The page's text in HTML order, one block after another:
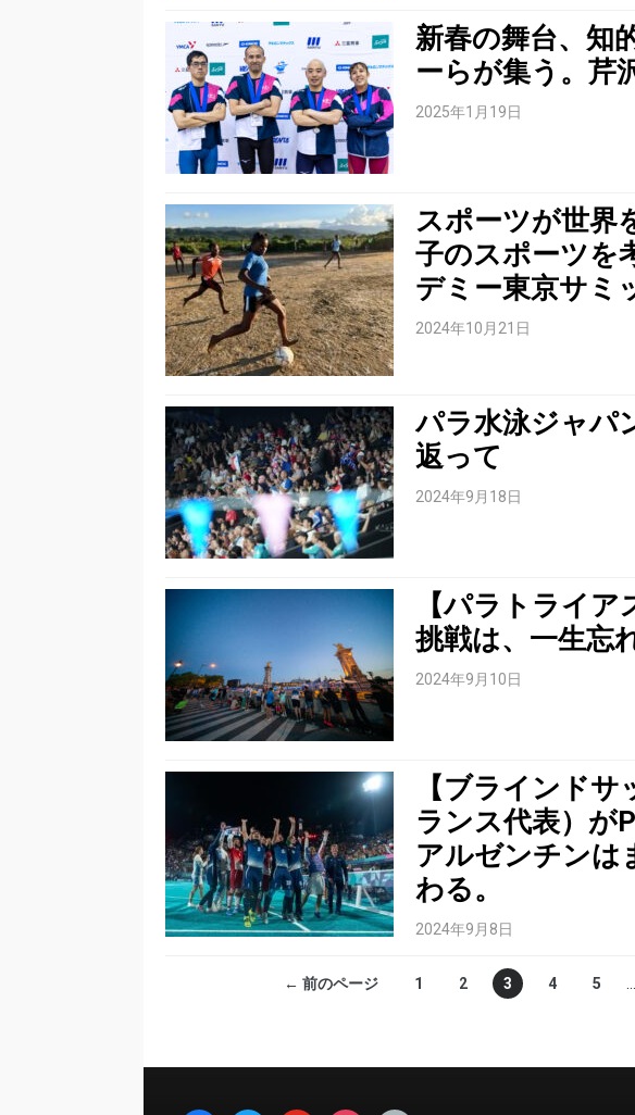
新春の舞台、知
ーらが集う。芹
2025年1月19日
スポーツが世界
子のスポーツを
デミー東京サミ
2024年10月21日
パラ水泳ジャパ
返って
2024年9月18日
【パラトライ
挑戦は、一生忘
2024年9月10日
【ブラインド
ランス代表）が
アルゼンチンは
わる。
2024年9月8日
← 前のページ 1 2 3 4 5